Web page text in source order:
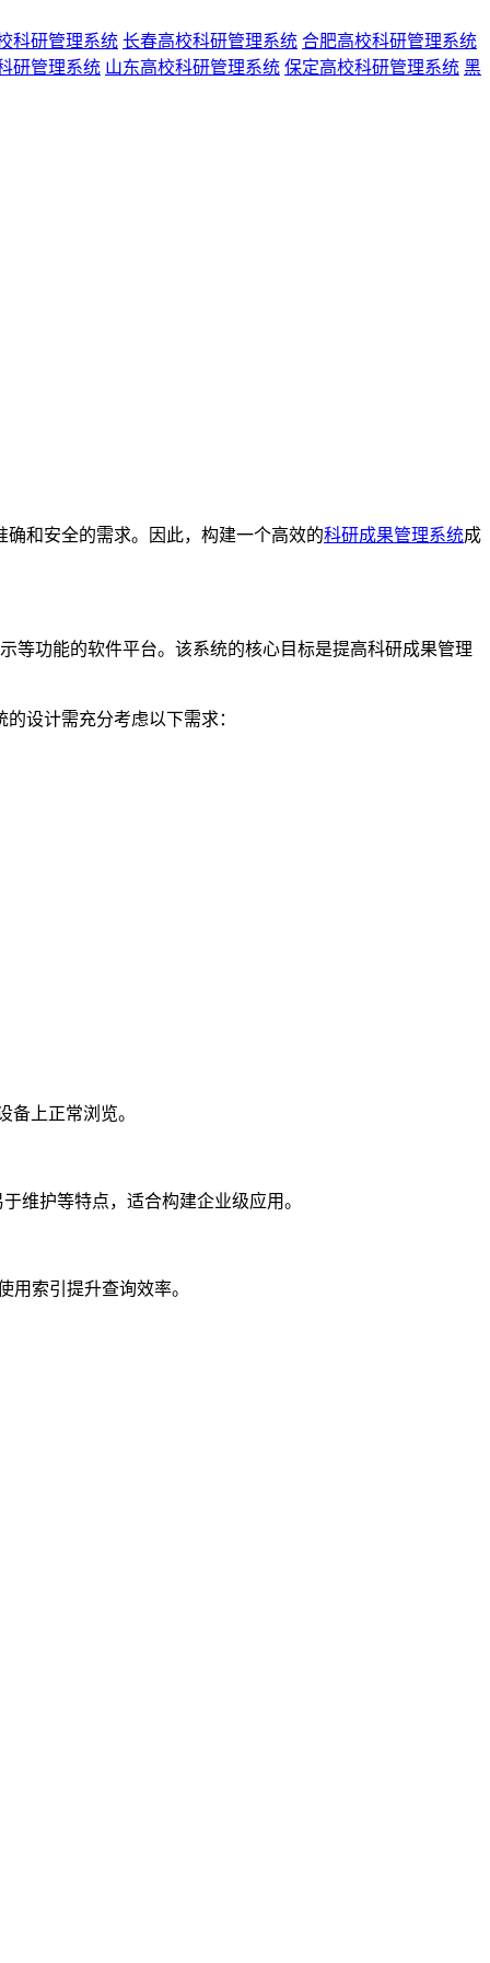
科研管理系统 长春高校科研管理系统 合肥高校科研管理系统
研管理系统 山东高校科研管理系统 保定高校科研管理系统 黑
和安全的需求。因此，构建一个高效的科研成果管理系统成
等功能的软件平台。该系统的核心目标是提高科研成果管理
设计需充分考虑以下需求：
备上正常浏览。
维护等特点，适合构建企业级应用。
索引提升查询效率。